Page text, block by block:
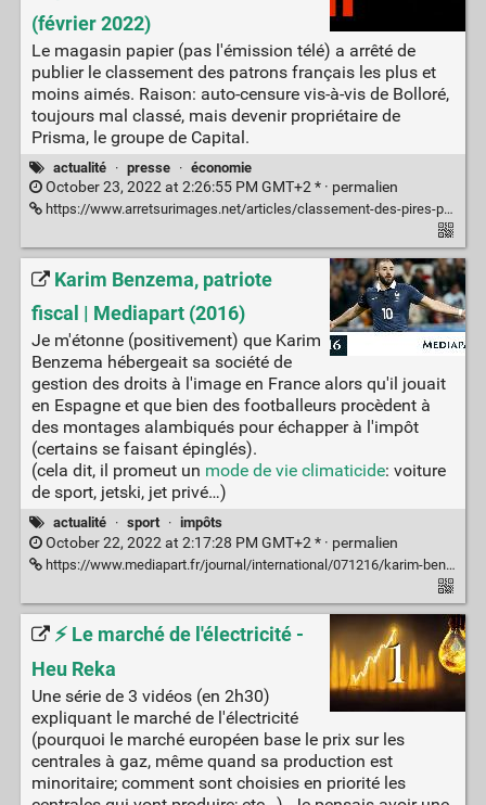
(février 2022)
Le magasin papier (pas l'émission télé) a arrêté de
publier le classement des patrons français les plus et
moins aimés. Raison: auto-censure vis-à-vis de Bolloré,
toujours mal classé, mais devenir propriétaire de
Prisma, le groupe de Capital.
actualité · presse · économie
October 23, 2022 at 2:26:55 PM GMT+2 * · permalien
https://www.arretsurimages.net/articles/classement-des-pires-patrons-capital-epargne-bollore
Karim Benzema, patriote
fiscal | Mediapart (2016)
Je m'étonne (positivement) que Karim
Benzema hébergeait sa société de
gestion des droits à l'image en France alors qu'il jouait
en Espagne et que bien des footballeurs procèdent à
des montages alambiqués pour échapper à l'impôt
(certains se faisant épinglés).
(cela dit, il promeut un mode de vie climaticide: voiture
de sport, jetski, jet privé…)
actualité · sport · impôts
October 22, 2022 at 2:17:28 PM GMT+2 * · permalien
https://www.mediapart.fr/journal/international/071216/karim-benzema-patriote-fiscal
⚡ Le marché de l'électricité -
Heu Reka
Une série de 3 vidéos (en 2h30)
expliquant le marché de l'électricité
(pourquoi le marché européen base le prix sur les
centrales à gaz, même quand sa production est
minoritaire; comment sont choisies en priorité les